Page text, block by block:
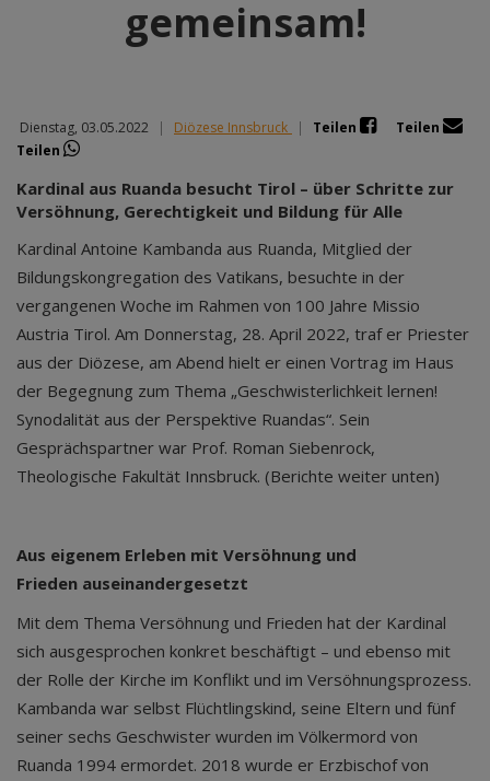
gemeinsam!
Dienstag, 03.05.2022 | Diözese Innsbruck | Teilen
Teilen
Teilen
Kardinal aus Ruanda besucht Tirol – über Schritte zur
Versöhnung, Gerechtigkeit und Bildung für Alle
Kardinal Antoine Kambanda aus Ruanda, Mitglied der
Bildungskongregation des Vatikans, besuchte in der
vergangenen Woche im Rahmen von 100 Jahre Missio
Austria Tirol. Am Donnerstag, 28. April 2022, traf er Priester
aus der Diözese, am Abend hielt er einen Vortrag im Haus
der Begegnung zum Thema „Geschwisterlichkeit lernen!
Synodalität aus der Perspektive Ruandas“. Sein
Gesprächspartner war Prof. Roman Siebenrock,
Theologische Fakultät Innsbruck. (Berichte weiter unten)
Aus eigenem Erleben mit Versöhnung und
Frieden auseinandergesetzt
Mit dem Thema Versöhnung und Frieden hat der Kardinal
sich ausgesprochen konkret beschäftigt – und ebenso mit
der Rolle der Kirche im Konflikt und im Versöhnungsprozess.
Kambanda war selbst Flüchtlingskind, seine Eltern und fünf
seiner sechs Geschwister wurden im Völkermord von
Ruanda 1994 ermordet. 2018 wurde er Erzbischof von